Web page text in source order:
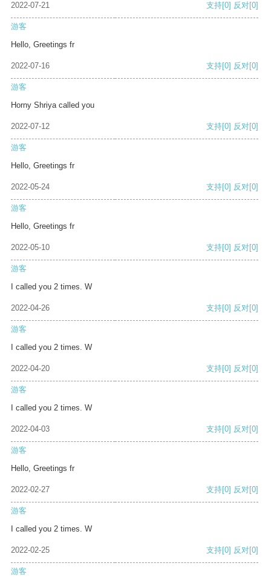
2022-07-21 支持[0] 反对[0]
游客
Hello, Greetings fr
2022-07-16 支持[0] 反对[0]
游客
Horny Shriya called you
2022-07-12 支持[0] 反对[0]
游客
Hello, Greetings fr
2022-05-24 支持[0] 反对[0]
游客
Hello, Greetings fr
2022-05-10 支持[0] 反对[0]
游客
I called you 2 times. W
2022-04-26 支持[0] 反对[0]
游客
I called you 2 times. W
2022-04-20 支持[0] 反对[0]
游客
I called you 2 times. W
2022-04-03 支持[0] 反对[0]
游客
Hello, Greetings fr
2022-02-27 支持[0] 反对[0]
游客
I called you 2 times. W
2022-02-25 支持[0] 反对[0]
游客